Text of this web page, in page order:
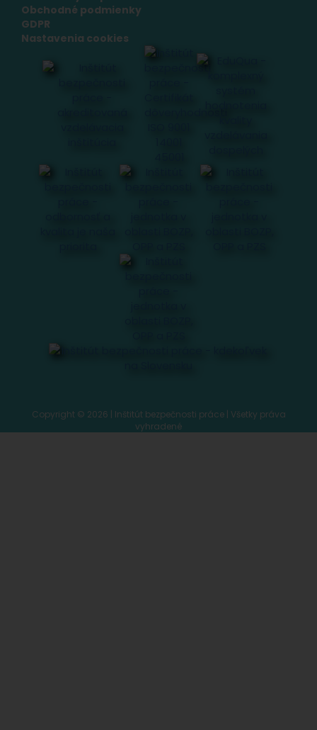
Obchodné podmienky
GDPR
Nastavenia cookies
Copyright © 2026 | Inštitút bezpečnosti práce | Všetky práva
vyhradené